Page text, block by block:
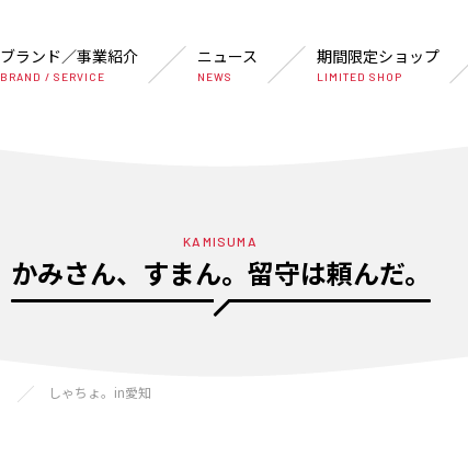
ブランド／事業紹介
BRAND / SERVICE
ニュース
NEWS
期間限定ショップ
LIMITED SHOP
KAMISUMA
かみさん、すまん。留守は頼んだ。
しゃちょ。in愛知